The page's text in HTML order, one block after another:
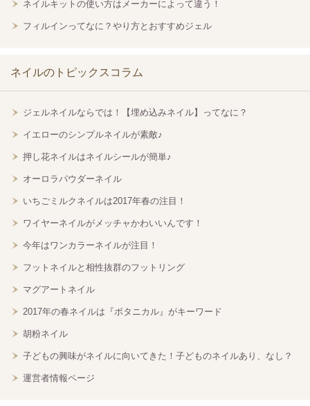
ネイルキットの使い方はメーカーによって違う！
フィルインってなに？やり方とおすすめジェル
ネイルのトピックスコラム
ジェルネイルならでは！【埋め込みネイル】ってなに？
イエローのシンプルネイルが素敵♪
押し花ネイルはネイルシールが簡単♪
オーロラパウダーネイル
いちごミルクネイルは2017年春の注目！
ワイヤーネイルがメッチャかわいいんです！
今年はワンカラーネイルが注目！
フットネイルと相性抜群のフットリング
マグアートネイル
2017年の春ネイルは『ボタニカル』がキーワード
胡粉ネイル
子どもの興味がネイルに向いてきた！子どものネイルあり、なし？
運営者情報ページ